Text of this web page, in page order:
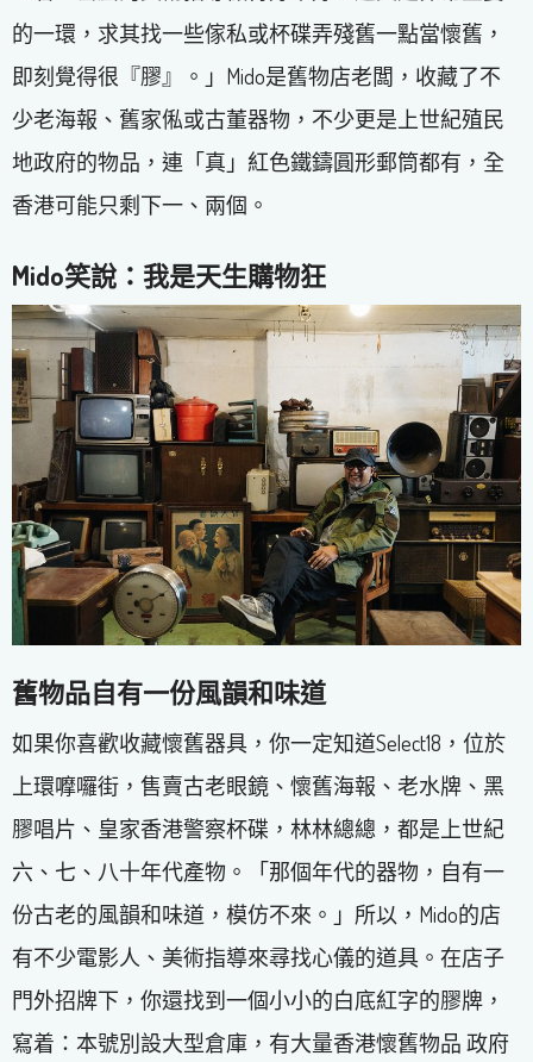
的一環，求其找一些傢私或杯碟弄殘舊一點當懷舊，
即刻覺得很『膠』。」Mido是舊物店老闆，收藏了不
少老海報、舊家俬或古董器物，不少更是上世紀殖民
地政府的物品，連「真」紅色鐵鑄圓形郵筒都有，全
香港可能只剩下一、兩個。
Mido笑說：我是天生購物狂
舊物品自有一份風韻和味道
如果你喜歡收藏懷舊器具，你一定知道Select18，位於
上環嚤囉街，售賣古老眼鏡、懷舊海報、老水牌、黑
膠唱片、皇家香港警察杯碟，林林總總，都是上世紀
六、七、八十年代產物。「那個年代的器物，自有一
份古老的風韻和味道，模仿不來。」所以，Mido的店
有不少電影人、美術指導來尋找心儀的道具。在店子
門外招牌下，你還找到一個小小的白底紅字的膠牌，
寫着：本號別設大型倉庫，有大量香港懷舊物品 政府